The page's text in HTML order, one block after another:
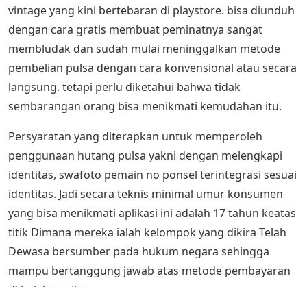
vintage yang kini bertebaran di playstore. bisa diunduh
dengan cara gratis membuat peminatnya sangat
membludak dan sudah mulai meninggalkan metode
pembelian pulsa dengan cara konvensional atau secara
langsung. tetapi perlu diketahui bahwa tidak
sembarangan orang bisa menikmati kemudahan itu.
Persyaratan yang diterapkan untuk memperoleh
penggunaan hutang pulsa yakni dengan melengkapi
identitas, swafoto pemain no ponsel terintegrasi sesuai
identitas. Jadi secara teknis minimal umur konsumen
yang bisa menikmati aplikasi ini adalah 17 tahun keatas
titik Dimana mereka ialah kelompok yang dikira Telah
Dewasa bersumber pada hukum negara sehingga
mampu bertanggung jawab atas metode pembayaran